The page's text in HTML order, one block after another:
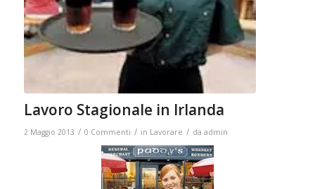
Lavoro Stagionale in Irlanda
2 Maggio 2013 / 0 Commenti / in Lavorare / da admin